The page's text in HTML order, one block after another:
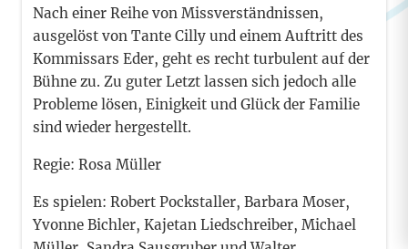
Nach einer Reihe von Missverständnissen,
ausgelöst von Tante Cilly und einem Auftritt des
Kommissars Eder, geht es recht turbulent auf der
Bühne zu. Zu guter Letzt lassen sich jedoch alle
Probleme lösen, Einigkeit und Glück der Familie
sind wieder hergestellt.
Regie: Rosa Müller
Es spielen: Robert Pockstaller, Barbara Moser,
Yvonne Bichler, Kajetan Liedschreiber, Michael